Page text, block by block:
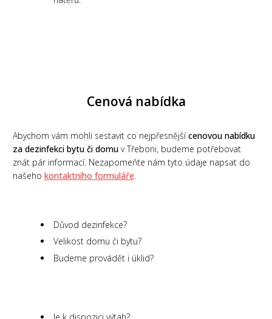
Cenová nabídka
Abychom vám mohli sestavit co nejpřesnějšícenovou nabídku
za dezinfekci bytu či domu v Třeboni, budeme potřebovat
znát pár informací. Nezapomeňte nám tyto údaje napsat do
našeho kontaktního formuláře
Důvod dezinfekce?
Velikost domu či bytu?
Budeme provádět i úklid?